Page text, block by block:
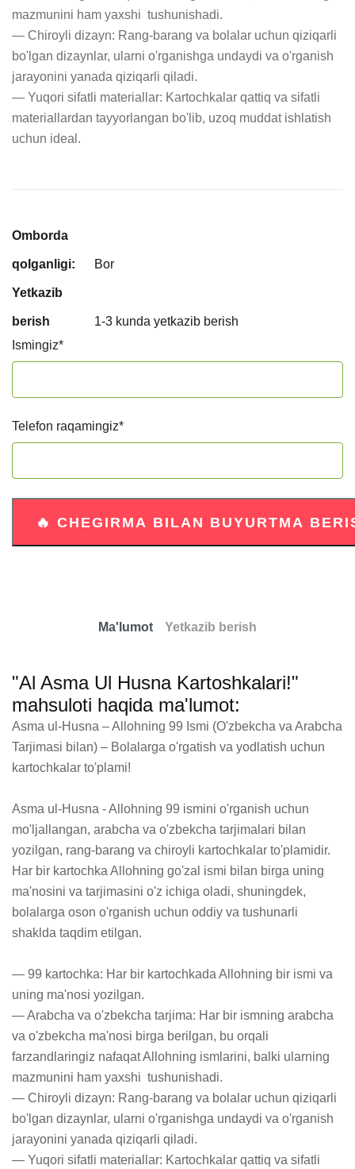
mazmunini ham yaxshi  tushunishadi.
— Chiroyli dizayn: Rang-barang va bolalar uchun qiziqarli
bo'lgan dizaynlar, ularni o'rganishga undaydi va o'rganish
jarayonini yanada qiziqarli qiladi.
— Yuqori sifatli materiallar: Kartochkalar qattiq va sifatli
materiallardan tayyorlangan bo'lib, uzoq muddat ishlatish
uchun ideal.
Omborda
qolganligi: Bor
Yetkazib
berish
1-3 kunda yetkazib berish
Ismingiz*
Telefon raqamingiz*
Ma'lumot Yetkazib berish
"Al Asma Ul Husna Kartoshkalari!"
mahsuloti haqida ma'lumot:
Asma ul-Husna – Allohning 99 Ismi (O'zbekcha va Arabcha
Tarjimasi bilan) – Bolalarga o'rgatish va yodlatish uchun
kartochkalar to'plami!
Asma ul-Husna - Allohning 99 ismini o'rganish uchun
mo'ljallangan, arabcha va o'zbekcha tarjimalari bilan
yozilgan, rang-barang va chiroyli kartochkalar to'plamidir.
Har bir kartochka Allohning go'zal ismi bilan birga uning
ma'nosini va tarjimasini o'z ichiga oladi, shuningdek,
bolalarga oson o'rganish uchun oddiy va tushunarli
shaklda taqdim etilgan.
— 99 kartochka: Har bir kartochkada Allohning bir ismi va
uning ma'nosi yozilgan.
— Arabcha va o'zbekcha tarjima: Har bir ismning arabcha
va o'zbekcha ma'nosi birga berilgan, bu orqali
farzandlaringiz nafaqat Allohning ismlarini, balki ularning
mazmunini ham yaxshi  tushunishadi.
— Chiroyli dizayn: Rang-barang va bolalar uchun qiziqarli
bo'lgan dizaynlar, ularni o'rganishga undaydi va o'rganish
jarayonini yanada qiziqarli qiladi.
— Yuqori sifatli materiallar: Kartochkalar qattiq va sifatli